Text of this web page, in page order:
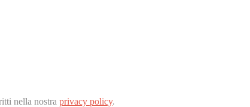
nella nostra privacy policy.